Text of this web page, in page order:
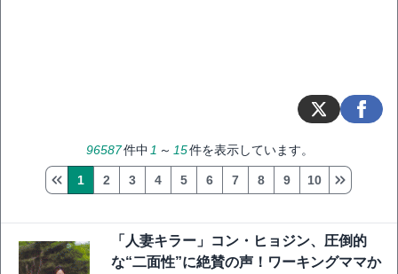
96587件中 1 ～ 15件を表示しています。
1 2 3 4 5 6 7 8 9 10
「人妻キラー」コン・ヒョジン、圧倒的
な“二面性”に絶賛の声！ワーキングママか